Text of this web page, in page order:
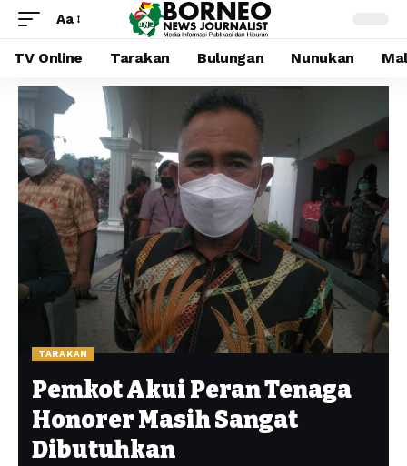
Aa
TV Online Tarakan Bulungan Nunukan
TARAKAN
Pemkot Akui Peran Tenaga
Honorer Masih Sangat
Dibutuhkan